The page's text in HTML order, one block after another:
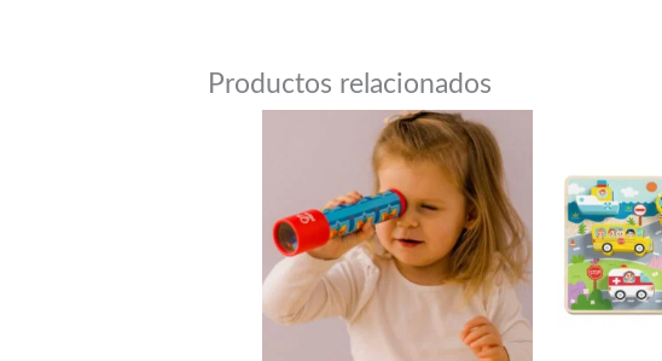
Productos relacionados